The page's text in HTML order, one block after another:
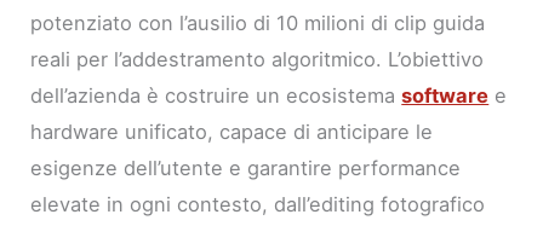
potenziato con l’ausilio di 10 milioni di clip guida
reali per l’addestramento algoritmico. L’obiettivo
dell’azienda è costruire un ecosistemasoftware e
hardware unificato, capace di anticipare le
esigenze dell’utente e garantire performance
elevate in ogni contesto, dall’editing fotografico